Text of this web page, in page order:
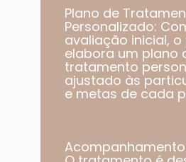
Plano de
Personalizado:
avaliação inicial,
elabora um plano
tratamento
ajustado às
e metas de cada